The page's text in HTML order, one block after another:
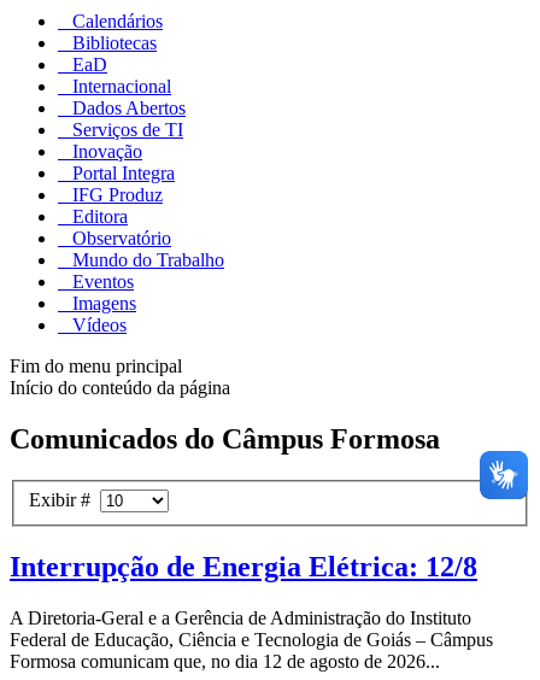
Calendários
Bibliotecas
EaD
Internacional
Dados Abertos
Serviços de TI
Inovação
Portal Integra
IFG Produz
Editora
Observatório
Mundo do Trabalho
Eventos
Imagens
Vídeos
Fim do menu principal
Início do conteúdo da página
Comunicados do Câmpus Formosa
Exibir #
Interrupção de Energia Elétrica: 12/8
A Diretoria-Geral e a Gerência de Administração do Instituto
Federal de Educação, Ciência e Tecnologia de Goiás – Câmpus
Formosa comunicam que, no dia 12 de agosto de 2026...